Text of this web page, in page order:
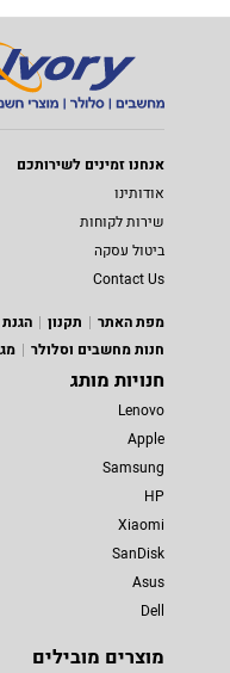
אנחנו זמינים לשירותכם
אודותינו
שירות לקוחות
ביטול עסקה
Contact Us
מפת האתר
תקנון
חנות מחשבים וסלולר
חנויות מותג
Lenovo
Apple
Samsung
HP
Xiaomi
SanDisk
Asus
Dell
מוצרים מובילים